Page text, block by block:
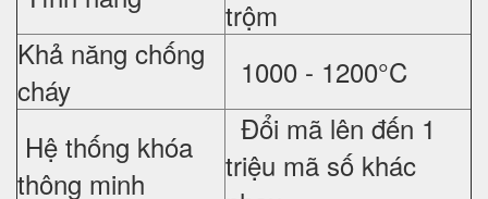
trộm
Khả năng chống
cháy
1000 - 1200°C
Hệ thống khóa
thông minh
Đổi mã lên đến 1
triệu mã số khác